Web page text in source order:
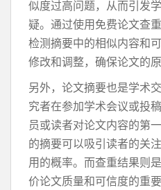
似度过高问题，从而引发
疑。通过使用免费论文查
检测摘要中的相似内容和
修改和调整，确保论文的
另外，论文摘要也是学术
究者在参加学术会议或投
员或读者对论文内容的第
的摘要可以吸引读者的关
用的概率。而查重结果则
价论文质量和可信度的重